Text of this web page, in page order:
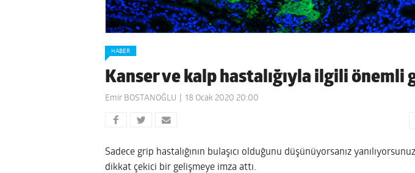
HABER
Kanser ve kalp hastalığıyla ilgili önemli
Emir BOSTANOĞLU 18 Ocak 2020 20:00
Sadece grip hastalığının bulaşıcı olduğunu düşünüyorsanız
dikkat çekici bir gelişmeye imza attı.